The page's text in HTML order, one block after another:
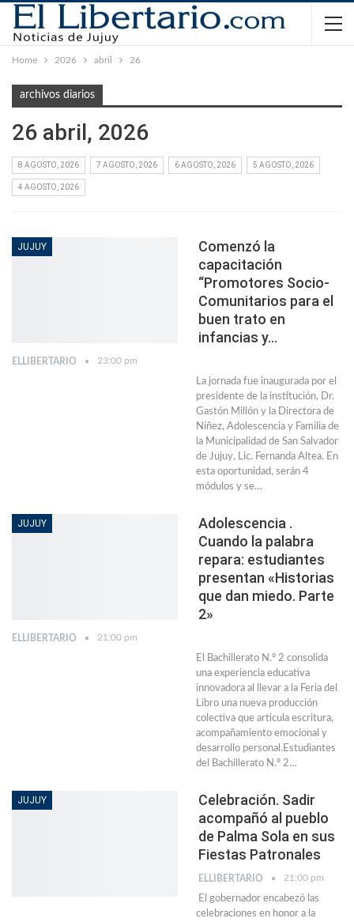
Home 2026 abril 26
archivos diarios
26 abril, 2026
8 AGOSTO, 2026 7 AGOSTO, 2026 6 AGOSTO, 2026 5 AGOSTO, 2026
4 AGOSTO, 2026
JUJUY
Comenzó la
capacitación
“Promotores Socio-
Comunitarios para el
buen trato en
infancias y…
ELLIBERTARIO 23:00 pm
La jornada fue inaugurada por el
presidente de la institución, Dr.
Gastón Millón y la Directora de
Niñez, Adolescencia y Familia de
la Municipalidad de San Salvador
de Jujuy, Lic. Fernanda Altea. En
esta oportunidad, serán 4
módulos y se…
JUJUY
Adolescencia .
Cuando la palabra
repara: estudiantes
presentan «Historias
que dan miedo. Parte
2»
ELLIBERTARIO 21:00 pm
El Bachillerato N.º 2 consolida
una experiencia educativa
innovadora al llevar a la Feria del
Libro una nueva producción
colectiva que articula escritura,
acompañamiento emocional y
desarrollo personal.Estudiantes
del Bachillerato N.º 2…
JUJUY
Celebración. Sadir
acompañó al pueblo
de Palma Sola en sus
Fiestas Patronales
ELLIBERTARIO 21:00 pm
El gobernador encabezó las
celebraciones en honor a la